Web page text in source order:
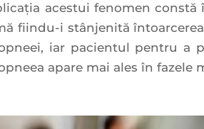
acestui fenomen
fiindu-i stânjenită
iar pacientul pentru a
apare mai ales în fazele